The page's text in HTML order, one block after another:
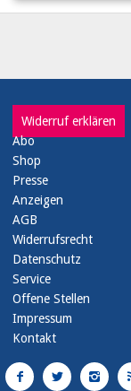
Widerruf erklären
Abo
Shop
Presse
Anzeigen
AGB
Widerrufsrecht
Datenschutz
Service
Offene Stellen
Impressum
Kontakt